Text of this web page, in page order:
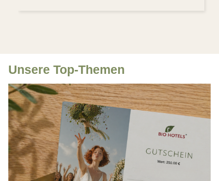
Unsere Top-Themen